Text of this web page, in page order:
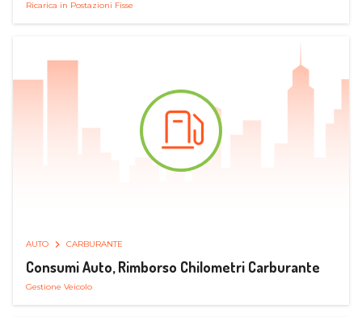
Ricarica in Postazioni Fisse
AUTO CARBURANTE
Consumi Auto, Rimborso Chilometri Carburante
Gestione Veicolo